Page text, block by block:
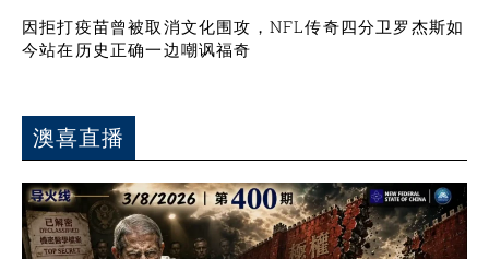
因拒打疫苗曾被取消文化围攻，NFL传奇四分卫罗杰斯如
今站在历史正确一边嘲讽福奇
澳喜直播